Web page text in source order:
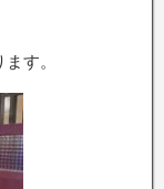
す。